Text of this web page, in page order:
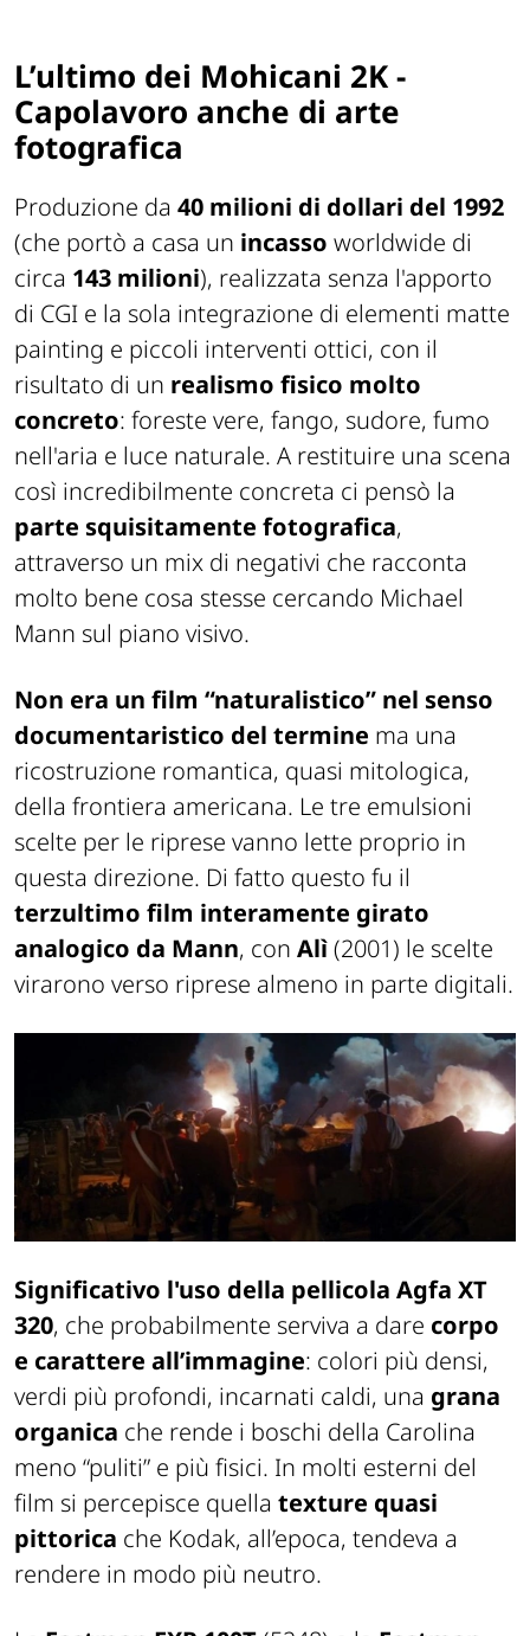
L’ultimo dei Mohicani 2K -
Capolavoro anche di arte
fotografica
Produzione da 40 milioni di dollari del 1992
(che portò a casa un incasso worldwide di
circa 143 milioni), realizzata senza l'apporto
di CGI e la sola integrazione di elementi matte
painting e piccoli interventi ottici, con il
risultato di un realismo fisico molto
concreto: foreste vere, fango, sudore, fumo
nell'aria e luce naturale. A restituire una scena
così incredibilmente concreta ci pensò la
parte squisitamente fotografica,
attraverso un mix di negativi che racconta
molto bene cosa stesse cercando Michael
Mann sul piano visivo.
Non era un film “naturalistico” nel senso
documentaristico del termine ma una
ricostruzione romantica, quasi mitologica,
della frontiera americana. Le tre emulsioni
scelte per le riprese vanno lette proprio in
questa direzione. Di fatto questo fu il
terzultimo film interamente girato
analogico da Mann, con Alì(2001) le scelte
virarono verso riprese almeno in parte digitali.
Significativo l'uso della pellicola Agfa XT
320, che probabilmente serviva a dare corpo
e carattere all’immagine: colori più densi,
verdi più profondi, incarnati caldi, una grana
organica che rende i boschi della Carolina
meno “puliti” e più fisici. In molti esterni del
film si percepisce quella texture quasi
pittorica che Kodak, all’epoca, tendeva a
rendere in modo più neutro.